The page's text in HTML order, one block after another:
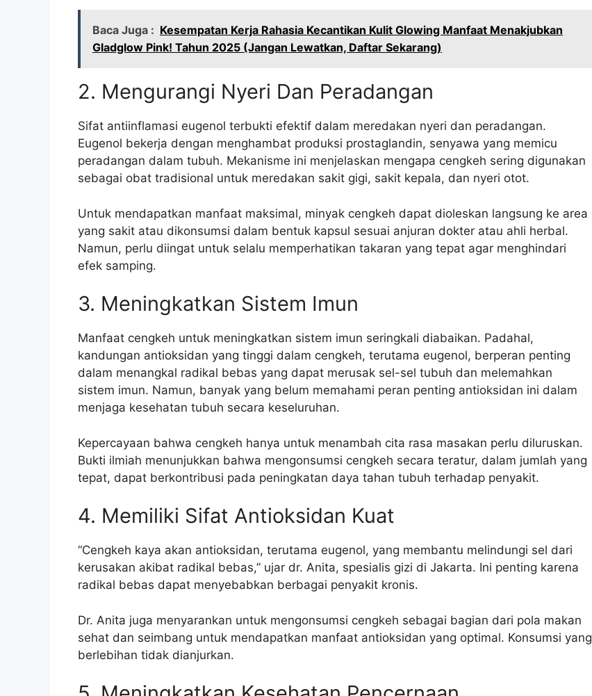
Baca Juga : Kesempatan Kerja Rahasia Kecantikan Kulit Glowing Manfaat Menakjubkan
Gladglow Pink! Tahun 2025 (Jangan Lewatkan, Daftar Sekarang)
2. Mengurangi Nyeri Dan Peradangan
Sifat antiinflamasi eugenol terbukti efektif dalam meredakan nyeri dan peradangan.
Eugenol bekerja dengan menghambat produksi prostaglandin, senyawa yang memicu
peradangan dalam tubuh. Mekanisme ini menjelaskan mengapa cengkeh sering digunakan
sebagai obat tradisional untuk meredakan sakit gigi, sakit kepala, dan nyeri otot.
Untuk mendapatkan manfaat maksimal, minyak cengkeh dapat dioleskan langsung ke area
yang sakit atau dikonsumsi dalam bentuk kapsul sesuai anjuran dokter atau ahli herbal.
Namun, perlu diingat untuk selalu memperhatikan takaran yang tepat agar menghindari
efek samping.
3. Meningkatkan Sistem Imun
Manfaat cengkeh untuk meningkatkan sistem imun seringkali diabaikan. Padahal,
kandungan antioksidan yang tinggi dalam cengkeh, terutama eugenol, berperan penting
dalam menangkal radikal bebas yang dapat merusak sel-sel tubuh dan melemahkan
sistem imun. Namun, banyak yang belum memahami peran penting antioksidan ini dalam
menjaga kesehatan tubuh secara keseluruhan.
Kepercayaan bahwa cengkeh hanya untuk menambah cita rasa masakan perlu diluruskan.
Bukti ilmiah menunjukkan bahwa mengonsumsi cengkeh secara teratur, dalam jumlah yang
tepat, dapat berkontribusi pada peningkatan daya tahan tubuh terhadap penyakit.
4. Memiliki Sifat Antioksidan Kuat
“Cengkeh kaya akan antioksidan, terutama eugenol, yang membantu melindungi sel dari
kerusakan akibat radikal bebas,” ujar dr. Anita, spesialis gizi di Jakarta. Ini penting karena
radikal bebas dapat menyebabkan berbagai penyakit kronis.
Dr. Anita juga menyarankan untuk mengonsumsi cengkeh sebagai bagian dari pola makan
sehat dan seimbang untuk mendapatkan manfaat antioksidan yang optimal. Konsumsi yang
berlebihan tidak dianjurkan.